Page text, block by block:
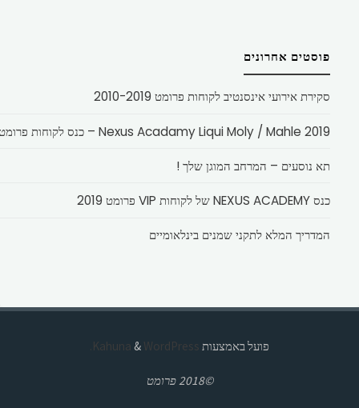
פוסטים אחרונים
סקירת אירועי אינסנטיב לקוחות פרומט 2010-2019
Nexus Acadamy Liqui Moly / Mahle 2019 – כנס לקוחות פרומט
תא נוסעים – המרחב המוגן שלך !
כנס NEXUS ACADEMY של לקוחות VIP פרומט 2019
המדריך המלא לתקני שמנים בינלאומיים
פועל באמצעות & WordPress.
©2018 פרומט